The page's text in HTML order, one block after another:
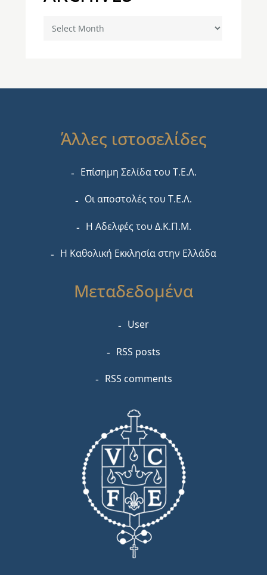
Archives
Άλλες ιστοσελίδες
Επίσημη Σελίδα του Τ.Ε.Λ.
Οι αποστολές του Τ.Ε.Λ.
Η Αδελφές του Δ.Κ.Π.Μ.
Η Καθολική Εκκλησία στην Ελλάδα
Μεταδεδομένα
User
RSS posts
RSS comments